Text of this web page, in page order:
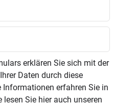
erklären Sie sich mit der
Daten durch diese
Informationen erfahren Sie in
lesen Sie hier auch unseren